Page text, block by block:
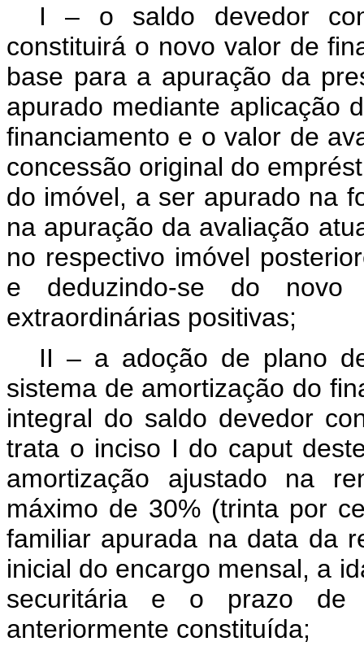
I – o saldo devedor
constituirá o novo valor de
base para a apuração da
apurado mediante aplicação
financiamento e o valor de
concessão original do
do imóvel, a ser apurado na
na apuração da avaliação
no respectivo imóvel
e deduzindo-se do novo
extraordinárias positivas;
II – a adoção de plano
sistema de amortização do
integral do saldo devedor
trata o inciso I do caput
amortização ajustado na
máximo de 30% (trinta por
familiar apurada na data da
inicial do encargo mensal, a
securitária e o prazo de
anteriormente constituída;